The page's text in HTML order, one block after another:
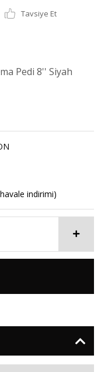
Tavsiye Et
Pedi 8'' Siyah
indirimi)